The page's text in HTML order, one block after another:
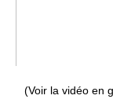
(Voir la vidéo en